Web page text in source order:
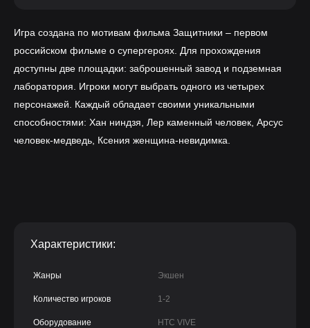
Игра создана по мотивам фильма Защитники – первом
российском фильме о супергероях. Для прохождения
доступны две площадки: заброшенный завод и подземная
лаборатория. Игроки могут выбрать одного из четырех
персонажей. Каждый обладает своими уникальными
способностями: Хан ниндзя, Лер каменный человек, Арсус
человек-медведь, Ксения женщина-невидимка.
Характеристики:
Жанры Экшен
Количество игроков 1-2
Оборудование HTC VIVE